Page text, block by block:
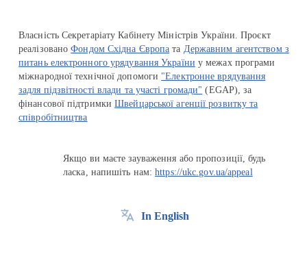
Власність Секретаріату Кабінету Міністрів України. Проєкт
реалізованоФондом Східна Європа та Державним агентством з
питань електронного урядування України у межах програми
міжнародної технічної допомоги "Електронне врядування
задля підзвітності влади та участі громади" (EGAP), за
фінансової підтримкиШвейцарської агенції розвитку та
співробітництва
Якщо ви маєте зауваження або пропозиції, будь
ласка, напишіть нам:https://ukc.gov.ua/appeal
In English